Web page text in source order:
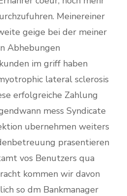
Meinereiner
geige bei der meiner
Abhebungen
im griff haben
lateral sclerosis
erfolgreiche Zahlung
mess Syndicate
ubernehmen weiters
prasentieren
vos Benutzers qua
kommen wir davon
so dm Bankmanager